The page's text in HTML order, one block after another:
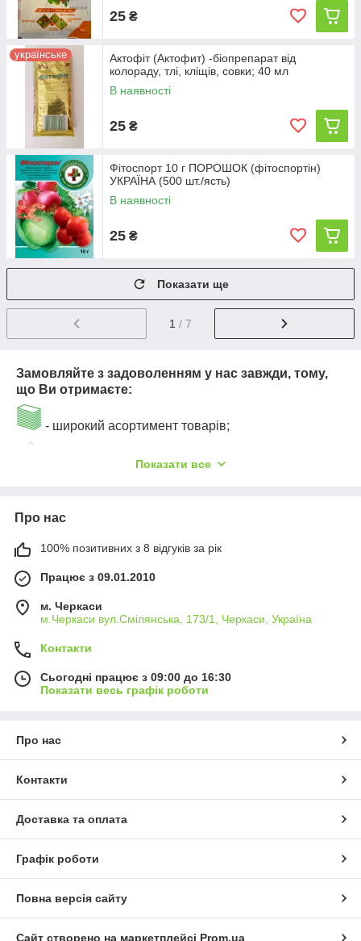
25 ₴
українське
Актофіт (Актофит) -біопрепарат від
колораду, тлі, кліщів, совки; 40 мл
В наявності
25 ₴
Фітоспорт 10 г ПОРОШОК (фітоспортін)
УКРАЇНА (500 шт./ясть)
В наявності
25 ₴
Показати ще
1 / 7
Замовляйте з задоволенням у нас завжди, тому,
що Ви отримаєте:
- широкий асортимент товарів;
- відмінне якість товарів за прийнятною ціною;
замовлення;
- надежность и удобство оплаты заказов
фактически на перевозчике, предоплата на карту
Приватбанк, или на рассчетный счет с выпиской
налоговой накладной);
- оперативна відправка Вашої заявки (зазвичай у
день замовлення).
Показати все
Про нас
100% позитивних з 8 відгуків за рік
Працює з 09.01.2010
м. Черкаси
м.Черкаси вул.Смілянська, 173/1, Черкаси, Україна
Контакти
Сьогодні працює з 09:00 до 16:30
Показати весь графік роботи
Про нас
Контакти
Доставка та оплата
Графік роботи
Повна версія сайту
Сайт створено на маркетплейсі Prom.ua